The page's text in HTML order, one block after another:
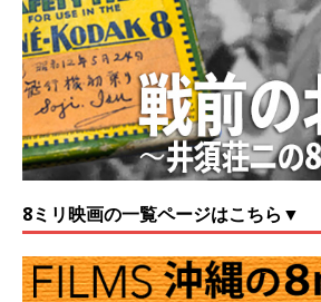
8ミリ映画の一覧ページはこちら▼